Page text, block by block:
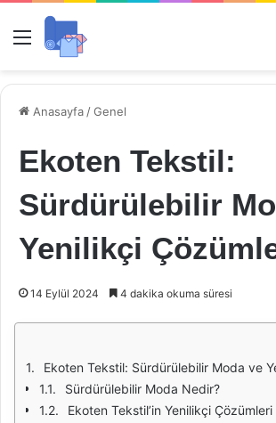
Menü
Anasayfa /Genel
Ekoten Tekstil:
Sürdürülebilir
Yenilikçi
14 Eylül 2024 4 dakika okuma süresi
Ekoten Tekstil: Sürdürülebilir Moda ve
Sürdürülebilir Moda Nedir?
Ekoten Tekstil’in Yenilikçi Çözümleri